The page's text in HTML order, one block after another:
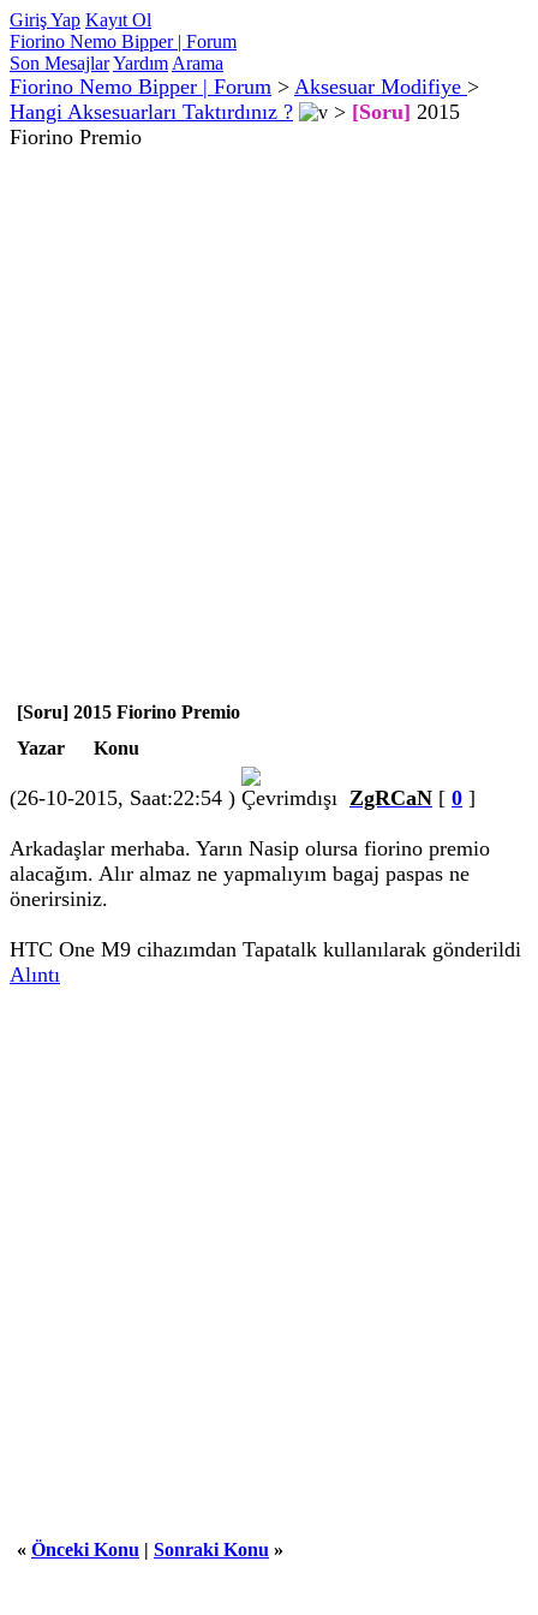
Giriş Yap Kayıt Ol
Fiorino Nemo Bipper | Forum
Son MesajlarYardım Arama
Fiorino Nemo Bipper | Forum > Aksesuar Modifiye >
Hangi Aksesuarları Taktırdınız ?
> [Soru] 2015
Fiorino Premio
[Soru] 2015 Fiorino Premio
Yazar
Konu
(26-10-2015, Saat:22:54 ) ZgRCaN [ 0 ]
Arkadaşlar merhaba. Yarın Nasip olursa fiorino premio
alacağım. Alır almaz ne yapmalıyım bagaj paspas ne
önerirsiniz.
HTC One M9 cihazımdan Tapatalk kullanılarak gönderildi
Alıntı
« Önceki Konu | Sonraki Konu »